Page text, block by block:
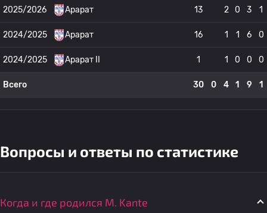
2025/2026 Арарат 13 2 0 3 1
2024/2025 Арарат 16 1 1 6 0
2024/2025 Арарат II 1 1 0 0 0
Всего 30 0 4 1 9 1
Вопросы и ответы по статистике
Когда и где родился M. Kante